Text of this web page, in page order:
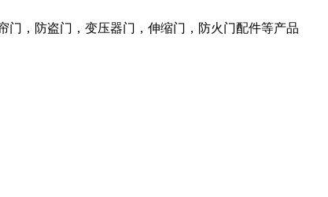
门，防盗门，变压器门，伸缩门，防火门配件等产品